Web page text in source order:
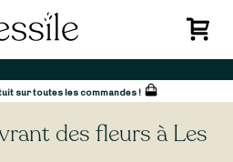
sur toutes les commandes !
des fleurs à Les